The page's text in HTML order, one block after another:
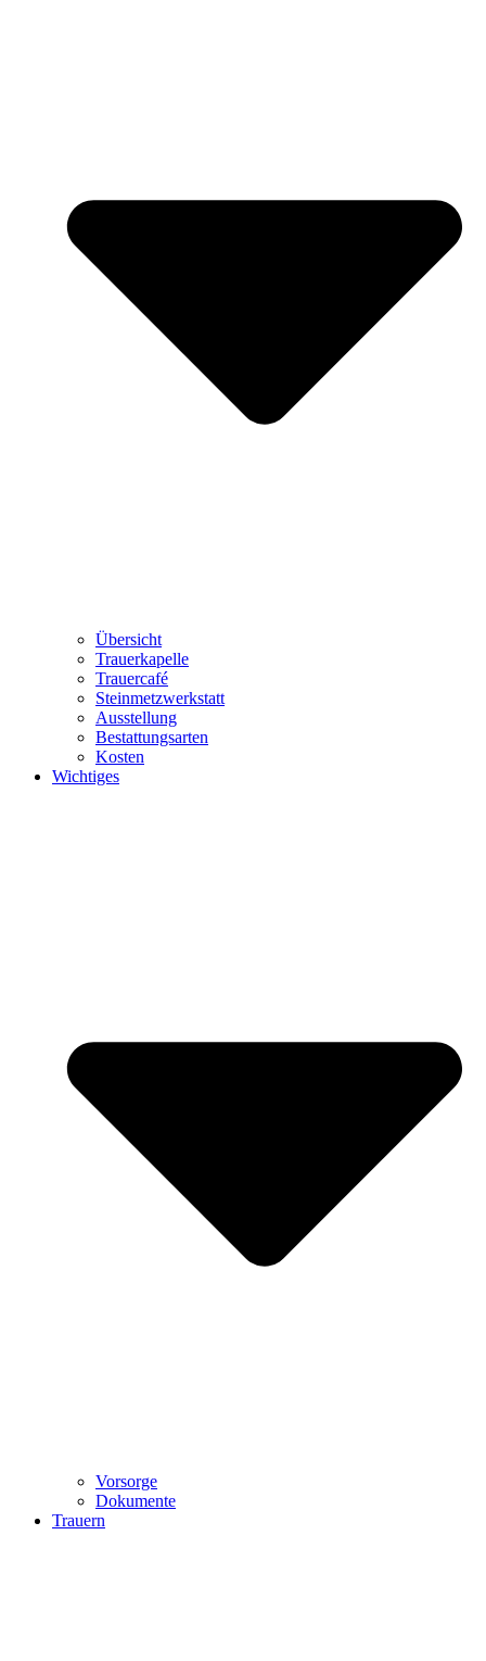
Übersicht
Trauerkapelle
Trauercafé
Steinmetzwerkstatt
Ausstellung
Bestattungsarten
Kosten
Wichtiges
Vorsorge
Dokumente
Trauern